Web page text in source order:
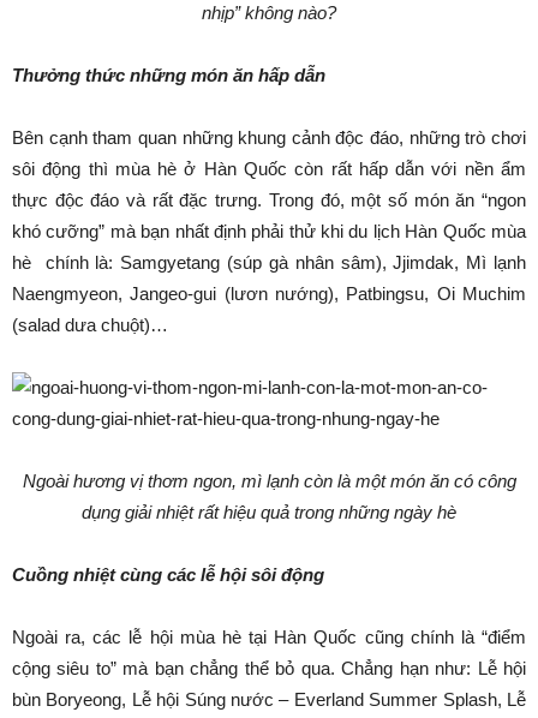
nhịp” không nào?
Thưởng thức những món ăn hấp dẫn
Bên cạnh tham quan những khung cảnh độc đáo, những trò chơi
sôi động thì mùa hè ở Hàn Quốc còn rất hấp dẫn với nền ẩm
thực độc đáo và rất đặc trưng. Trong đó, một số món ăn “ngon
khó cưỡng” mà bạn nhất định phải thử khi du lịch Hàn Quốc mùa
hè chính là: Samgyetang (súp gà nhân sâm), Jjimdak, Mì lạnh
Naengmyeon, Jangeo-gui (lươn nướng), Patbingsu, Oi Muchim
(salad dưa chuột)…
Ngoài hương vị thơm ngon, mì lạnh còn là một món ăn có công
dụng giải nhiệt rất hiệu quả trong những ngày hè
Cuồng nhiệt cùng các lễ hội sôi động
Ngoài ra, các lễ hội mùa hè tại Hàn Quốc cũng chính là “điểm
cộng siêu to” mà bạn chẳng thể bỏ qua. Chẳng hạn như: Lễ hội
bùn Boryeong, Lễ hội Súng nước – Everland Summer Splash, Lễ